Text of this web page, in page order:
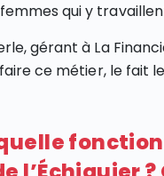
qui y
gérant à La
faire ce métier, le